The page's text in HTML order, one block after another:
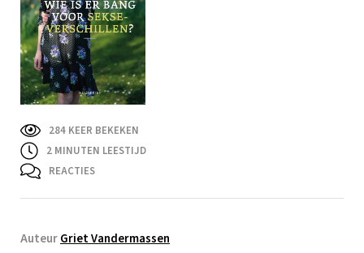
284 KEER BEKEKEN
2 MINUTEN LEESTIJD
REACTIES
AuteurGriet Vandermassen